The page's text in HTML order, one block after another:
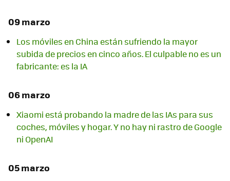
09 marzo
Los móviles en China están sufriendo la mayor
subida de precios en cinco años. El culpable no es un
fabricante: es la IA
06 marzo
Xiaomi está probando la madre de las IAs para sus
coches, móviles y hogar. Y no hay ni rastro de Google
ni OpenAI
05 marzo